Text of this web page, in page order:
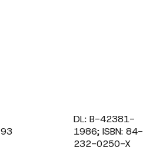
93
DL: B-42381-
1986; ISBN: 84-
232-0250-X